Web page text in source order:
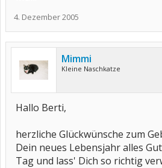
4. Dezember 2005
Mimmi
Kleine Naschkatze
Hallo Berti,
herzliche Glückwünsche zum
Dein neues Lebensjahr alles
Tag und lass' Dich so richtig